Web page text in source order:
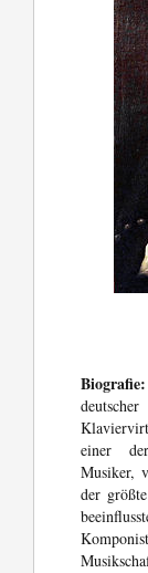
Biografie:
einer
Musiker,
der